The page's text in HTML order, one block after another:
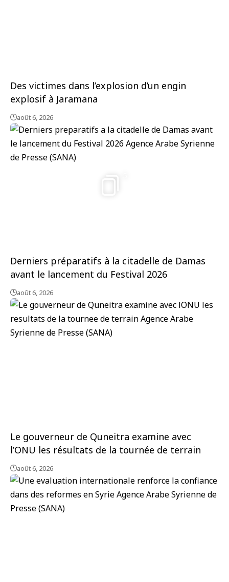
Des victimes dans l’explosion d’un engin
explosif à Jaramana
août 6, 2026
Derniers préparatifs à la citadelle de Damas
avant le lancement du Festival 2026
août 6, 2026
Le gouverneur de Quneitra examine avec
l’ONU les résultats de la tournée de terrain
août 6, 2026